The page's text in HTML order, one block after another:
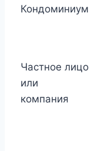
Кондоминиум
Частное лицо
или
компания